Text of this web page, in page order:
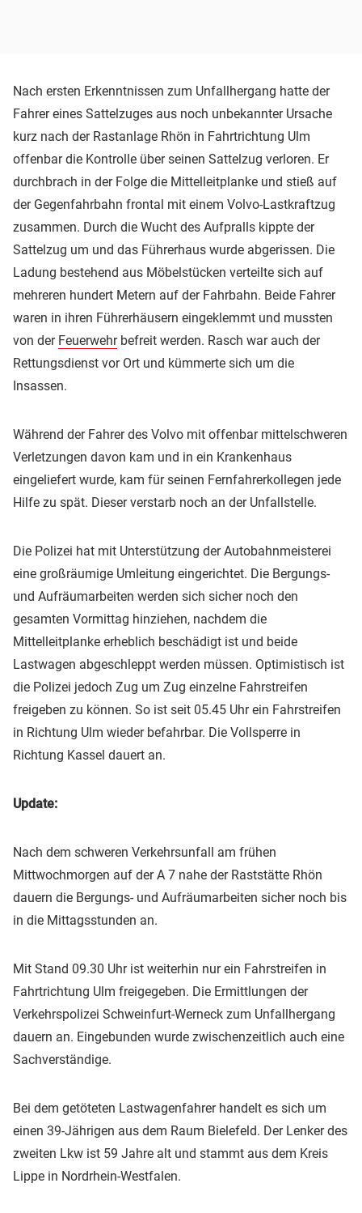
Nach ersten Erkenntnissen zum Unfallhergang hatte der
Fahrer eines Sattelzuges aus noch unbekannter Ursache
kurz nach der Rastanlage Rhön in Fahrtrichtung Ulm
offenbar die Kontrolle über seinen Sattelzug verloren. Er
durchbrach in der Folge die Mittelleitplanke und stieß auf
der Gegenfahrbahn frontal mit einem Volvo-Lastkraftzug
zusammen. Durch die Wucht des Aufpralls kippte der
Sattelzug um und das Führerhaus wurde abgerissen. Die
Ladung bestehend aus Möbelstücken verteilte sich auf
mehreren hundert Metern auf der Fahrbahn. Beide Fahrer
waren in ihren Führerhäusern eingeklemmt und mussten
von der Feuerwehrbefreit werden. Rasch war auch der
Rettungsdienst vor Ort und kümmerte sich um die
Insassen.
Während der Fahrer des Volvo mit offenbar mittelschweren
Verletzungen davon kam und in ein Krankenhaus
eingeliefert wurde, kam für seinen Fernfahrerkollegen jede
Hilfe zu spät. Dieser verstarb noch an der Unfallstelle.
Die Polizei hat mit Unterstützung der Autobahnmeisterei
eine großräumige Umleitung eingerichtet. Die Bergungs-
und Aufräumarbeiten werden sich sicher noch den
gesamten Vormittag hinziehen, nachdem die
Mittelleitplanke erheblich beschädigt ist und beide
Lastwagen abgeschleppt werden müssen. Optimistisch ist
die Polizei jedoch Zug um Zug einzelne Fahrstreifen
freigeben zu können. So ist seit 05.45 Uhr ein Fahrstreifen
in Richtung Ulm wieder befahrbar. Die Vollsperre in
Richtung Kassel dauert an.
Update:
Nach dem schweren Verkehrsunfall am frühen
Mittwochmorgen auf der A 7 nahe der Raststätte Rhön
dauern die Bergungs- und Aufräumarbeiten sicher noch bis
in die Mittagsstunden an.
Mit Stand 09.30 Uhr ist weiterhin nur ein Fahrstreifen in
Fahrtrichtung Ulm freigegeben. Die Ermittlungen der
Verkehrspolizei Schweinfurt-Werneck zum Unfallhergang
dauern an. Eingebunden wurde zwischenzeitlich auch eine
Sachverständige.
Bei dem getöteten Lastwagenfahrer handelt es sich um
einen 39-Jährigen aus dem Raum Bielefeld. Der Lenker des
zweiten Lkw ist 59 Jahre alt und stammt aus dem Kreis
Lippe in Nordrhein-Westfalen.